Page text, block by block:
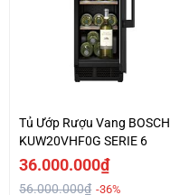
Tủ Ướp Rượu Vang BOSCH
KUW20VHF0G SERIE 6
36.000.000₫
56.000.000₫ -36%